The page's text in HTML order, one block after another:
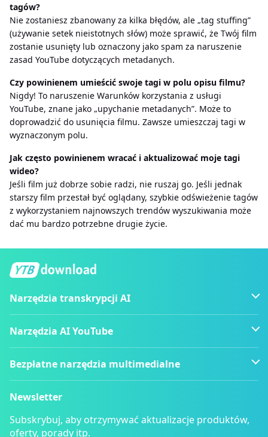
tagów?
Nie zostaniesz zbanowany za kilka błędów, ale „tag stuffing”
(używanie setek nieistotnych słów) może sprawić, że Twój film
zostanie usunięty lub oznaczony jako spam za naruszenie
zasad YouTube dotyczących metadanych.
Czy powinienem umieścić swoje tagi w polu opisu filmu?
Nigdy! To naruszenie Warunków korzystania z usługi
YouTube, znane jako „upychanie metadanych”. Może to
doprowadzić do usunięcia filmu. Zawsze umieszczaj tagi w
wyznaczonym polu.
Jak często powinienem wracać i aktualizować moje tagi
wideo?
Jeśli film już dobrze sobie radzi, nie ruszaj go. Jeśli jednak
starszy film przestał być oglądany, szybkie odświeżenie tagów
z wykorzystaniem najnowszych trendów wyszukiwania może
dać mu bardzo potrzebne drugie życie.
Narzędzia transkrypcji AI
Narzędzia AI YouTube
Bezpłatne narzędzia multimedialne
Newsletter
Subskrybuj, aby otrzymywać aktualizacje produktów,
oferty, porady itp.